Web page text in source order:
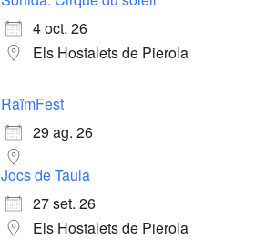
4 oct. 26
Els Hostalets de Pierola
RaïmFest
29 ag. 26
Jocs de Taula
27 set. 26
Els Hostalets de Pierola